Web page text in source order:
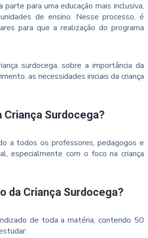
parte para uma educação mais inclusiva,
de ensino. Nesse processo, é
para que a realização do programa
surdocega, sobre a importância da
as necessidades iniciais da criança
Criança Surdocega?
a todos os professores, pedagogos e
especialmente com o foco na criança
da Criança Surdocega?
de toda a matéria, contendo 50